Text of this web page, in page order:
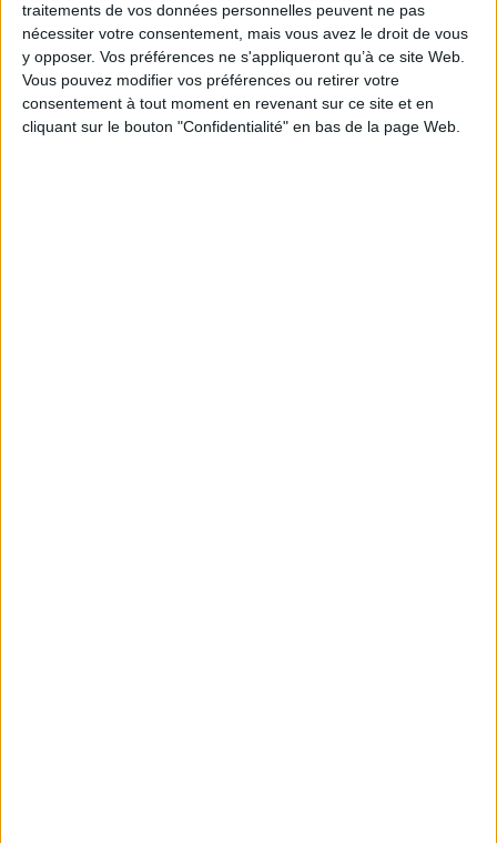
traitements de vos données personnelles peuvent ne pas
nécessiter votre consentement, mais vous avez le droit de vous
y opposer. Vos préférences ne s'appliqueront qu’à ce site Web.
Vous pouvez modifier vos préférences ou retirer votre
consentement à tout moment en revenant sur ce site et en
cliquant sur le bouton "Confidentialité" en bas de la page Web.
Google déploie AI Overview en France et engage un
bras de fer avec les éditeurs de presse